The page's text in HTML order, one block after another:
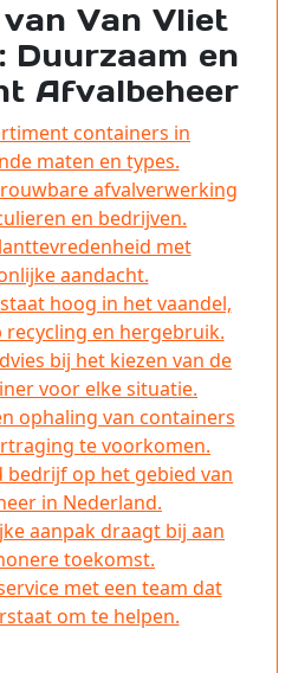
Van Vliet
Duurzaam en
Afvalbeheer
containers in
maten en types.
afvalverwerking
en bedrijven.
met
aandacht.
hoog in het vaandel,
en hergebruik.
bij het kiezen van de
voor elke situatie.
ophaling van containers
te voorkomen.
bedrijf op het gebied van
in Nederland.
aanpak draagt bij aan
toekomst.
met een team dat
om te helpen.